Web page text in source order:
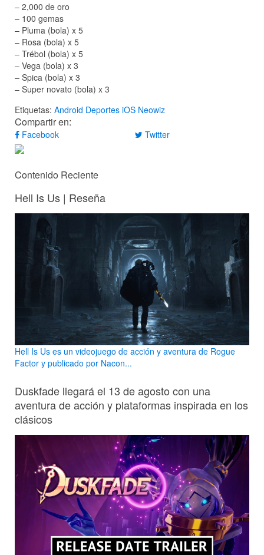
– 2,000 de oro
– 100 gemas
– Pluma (bola) x 5
– Rosa (bola) x 5
– Trébol (bola) x 5
– Vega (bola) x 3
– Spica (bola) x 3
– Super novato (bola) x 3
Etiquetas: Android Deportes iOS Neowiz
Compartir en:
Facebook Twitter
Contenido Reciente
Hell Is Us | Reseña
Hell Is Us es un videojuego de acción y aventura de Rogue
Factor y publicado por Nacon...
Duskfade llegará el 13 de agosto con una
aventura de acción y plataformas inspirada en los
clásicos